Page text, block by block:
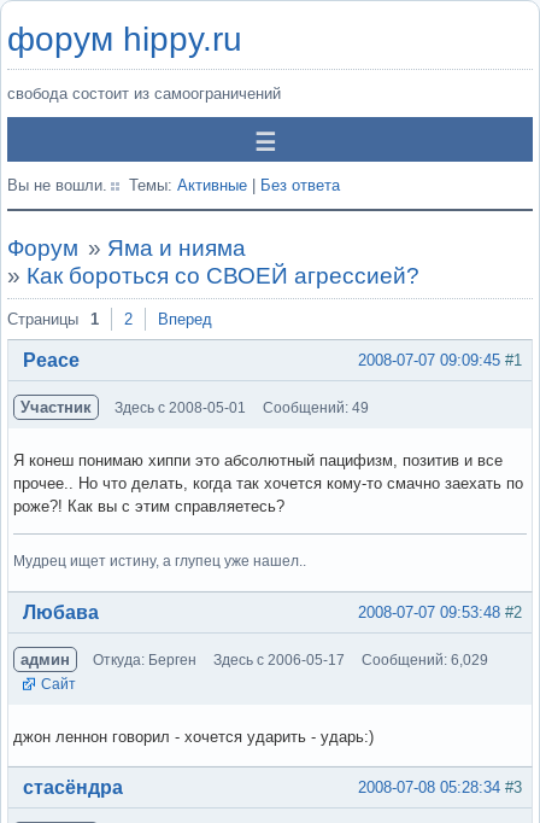
форум hippy.ru
свобода состоит из самоограничений
Вы не вошли. Темы: Активные Без ответа
Форум » Яма и нияма
» Как бороться со СВОЕЙ агрессией?
Страницы 1 2 Вперед
#1
2008-07-07 09:09:45
Peace
Участник Здесь с 2008-05-01 Сообщений: 49
Я конеш понимаю хиппи это абсолютный пацифизм, позитив и все
прочее.. Но что делать, когда так хочется кому-то смачно заехать по
роже?! Как вы с этим справляетесь?
Мудрец ищет истину, а глупец уже нашел..
Вне форума #2
2008-07-07 09:53:48
Любава
админ Откуда: Берген Здесь с 2006-05-17
Сообщений: 6,029
Сайт
джон леннон говорил - хочется ударить - ударь:)
Вне форума #3
2008-07-08 05:28:34
стасёндра